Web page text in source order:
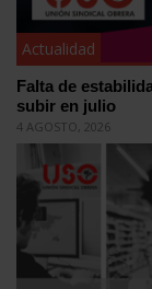
Actualidad
Falta de
subir en julio
4 AGOSTO, 2026